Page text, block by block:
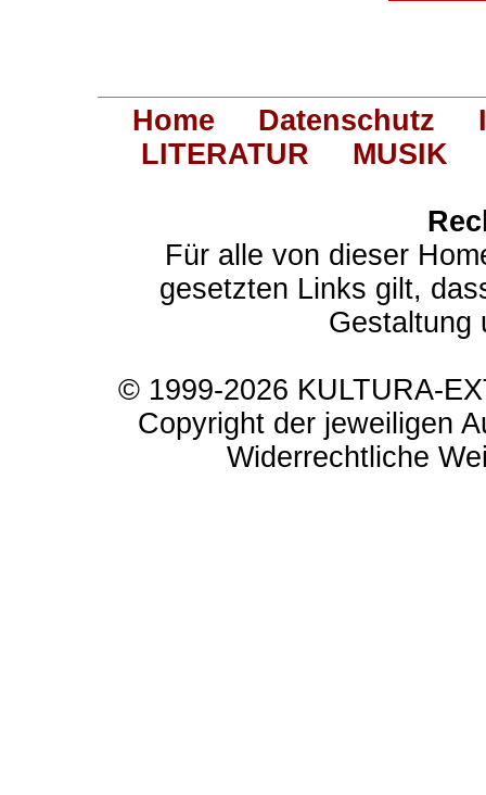
Home Datenschutz
LITERATUR
MUSIK
Für alle von dieser
gesetzten Links gilt,
Gestaltung
© 1999-2026 KULTURA-
Copyright der jeweiligen
Widerrechtliche